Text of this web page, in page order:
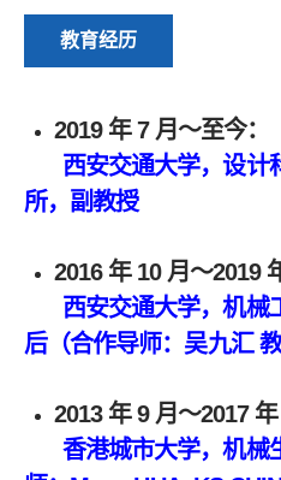
教育经历
2019 年 7 月～至今：
西安交通大学，设计
所，副教授
2016 年 10 月～2019
西安交通大学，机械
后（合作导师：吴九汇 教
2013 年 9 月～2017 年
香港城市大学，机械